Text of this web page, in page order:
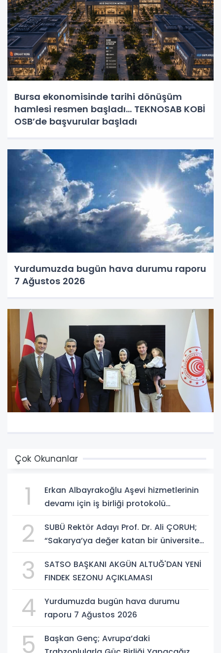
Bursa ekonomisinde tarihi dönüşüm
hamlesi resmen başladı... TEKNOSAB KOBİ
OSB’de başvurular başladı
Yurdumuzda bugün hava durumu raporu
7 Ağustos 2026
Çok Okunanlar
1
Erkan Albayrakoğlu Aşevi hizmetlerinin
devamı için iş birliği protokolü
2
SUBÜ Rektör Adayı Prof. Dr. Ali ÇORUH;
“Sakarya’ya değer katan bir üniversite
3
SATSO BAŞKANI AKGÜN ALTUĞ'DAN YENİ
FINDEK SEZONU AÇIKLAMASI
4
Yurdumuzda bugün hava durumu
raporu 7 Ağustos 2026
5
Başkan Genç; Avrupa’daki